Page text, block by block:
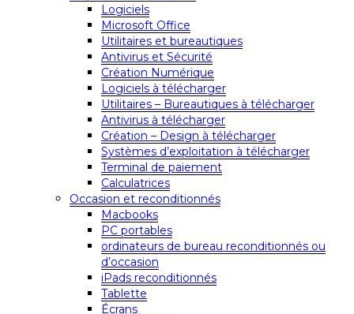
Logiciels
Microsoft Office
Utilitaires et bureautiques
Antivirus et Sécurité
Création Numérique
Logiciels à télécharger
Utilitaires – Bureautiques à télécharger
Antivirus à télécharger
Création – Design à télécharger
Systèmes d’exploitation à télécharger
Terminal de paiement
Calculatrices
Occasion et reconditionnés
Macbooks
PC portables
ordinateurs de bureau reconditionnés ou
d’occasion
iPads reconditionnés
Tablette
Écrans